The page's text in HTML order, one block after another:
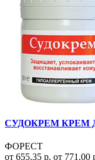
СУДОКРЕМ КРЕМ
ФОРЕСТ
от 655.35 р. от 771.00